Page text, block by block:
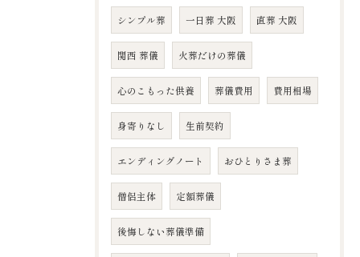
シンプル葬 一日葬 大阪 直葬 大阪
関西 葬儀 火葬だけの葬儀
心のこもった供養 葬儀費用 費用相場
身寄りなし 生前契約
エンディングノート おひとりさま葬
僧侶主体 定額葬儀
後悔しない葬儀準備